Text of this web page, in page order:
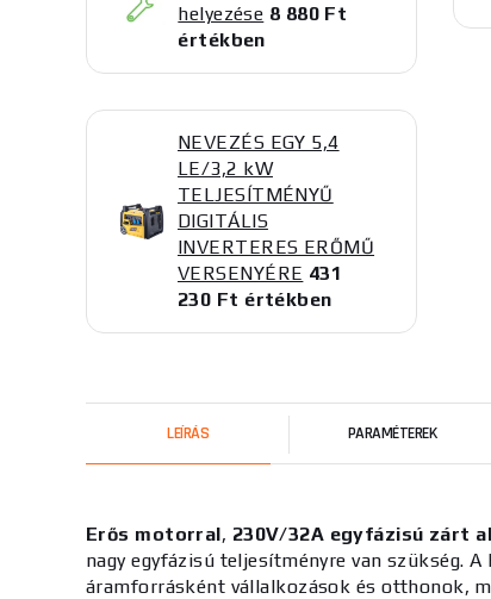
helyezése 8 880 Ft
értékben
NEVEZÉS EGY 5,4
LE/3,2 kW
TELJESÍTMÉNYŰ
DIGITÁLIS
INVERTERES ERŐMŰ
VERSENYÉRE 431
230 Ft értékben
LEÍRÁS PARAMÉTEREK
Erős motorral, 230V/32A egyfázisú zárt
nagy egyfázisú teljesítményre van szükség.
áramforrásként vállalkozások és otthonok,